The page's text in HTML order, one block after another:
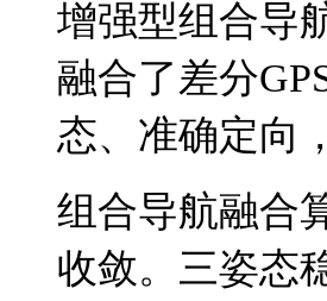
增强型组合导
融合了差分
态、准确定向
组合导航融合
收敛。三姿态